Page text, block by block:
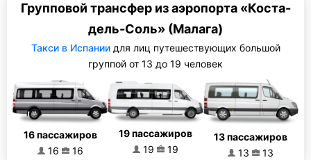
Групповой трансфер из аэропорта «Коста-
дель-Соль» (Малага)
Такси в Испаниидля лиц путешествующих большой
группой от 13 до 19 человек
16 пассажиров
16
16
19 пассажиров
19
19
13 пассажиров
13
13